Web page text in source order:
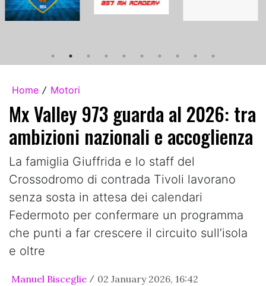
Home / Motori
Mx Valley 973 guarda al 2026: tra
ambizioni nazionali e accoglienza
La famiglia Giuffrida e lo staff del
Crossodromo di contrada Tivoli lavorano
senza sosta in attesa dei calendari
Federmoto per confermare un programma
che punti a far crescere il circuito sull’isola
e oltre
Manuel Bisceglie / 02 January 2026, 16:42